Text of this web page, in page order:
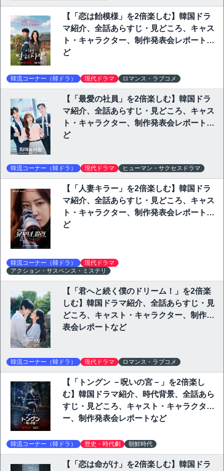
【「恋は飴模様」を2倍楽しむ】韓国ドラ
マ紹介、全話あらすじ・見どころ、キャス
ト・キャラクター、制作発表会レポートな
ど
韓流コーナー（韓ドラ） 現代ドラマ ロマンス・ラブコメ
【「最愛の社員」を2倍楽しむ】韓国ドラ
マ紹介、全話あらすじ・見どころ、キャス
ト・キャラクター、制作発表会レポートな
ど
韓流コーナー（韓ドラ） 現代ドラマ ヒューマン・サクセスドラマ
【「人妻キラー」を2倍楽しむ】韓国ドラ
マ紹介、全話あらすじ・見どころ、キャス
ト・キャラクター、制作発表会レポートな
ど
韓流コーナー（韓ドラ）
現代ドラマ
アクション・サスペンス・ミステリ
【「君へと続く僕のドリーム！」を2倍楽
しむ】韓国ドラマ紹介、全話あらすじ・見
どころ、キャスト・キャラクター、制作発
表会レポートなど
韓流コーナー（韓ドラ） 現代ドラマ ロマンス・ラブコメ
【「トングン －呪いの宮－」を2倍楽し
む】韓国ドラマ紹介、時代背景、全話あら
すじ・見どころ、キャスト・キャラクタ
ー、制作発表会レポートなど
韓流コーナー（韓ドラ） 歴史・時代劇 朝鮮時代
【「恋は命がけ」を2倍楽しむ】韓国ドラ